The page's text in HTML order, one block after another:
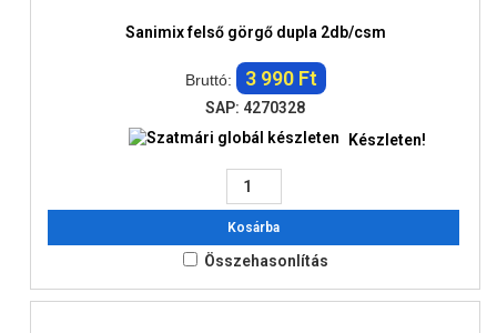
Sanimix felső görgő dupla 2db/csm
Bruttó: 3 990 Ft
SAP: 4270328
Készleten!
Kosárba
Összehasonlítás